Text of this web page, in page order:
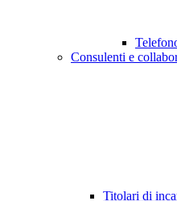
Consulenti e
Titolari di